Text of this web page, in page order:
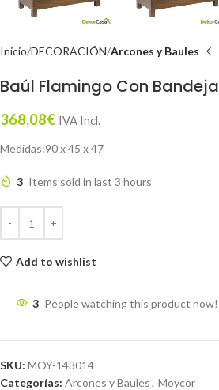
Inicio DECORACIÓN Arcones y Baules
Baúl Flamingo Con Bandeja
368,08€ IVA Incl.
Medidas:90 x 45 x 47
3 Items sold in last 3 hours
Add to wishlist
3 People watching this product now!
SKU: MOY-143014
Categorías: Arcones y Baules, Moycor